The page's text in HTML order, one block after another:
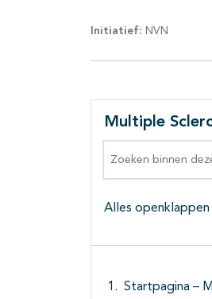
Initiatief: NVN
Multiple
Alles openklappen
Startpagina –